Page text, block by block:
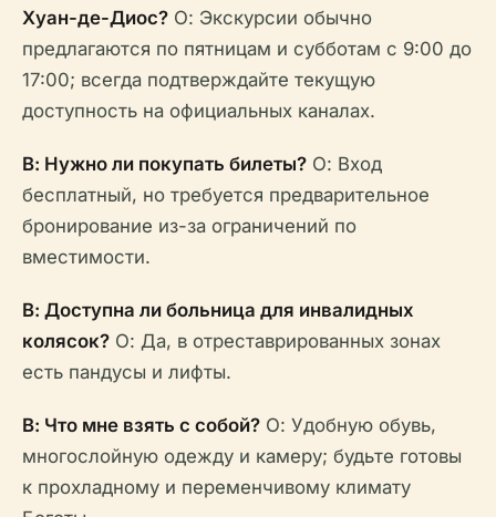
Хуан-де-Диос? О: Экскурсии обычно
предлагаются по пятницам и субботам с 9:00 до
17:00; всегда подтверждайте текущую
доступность на официальных каналах.
В: Нужно ли покупать билеты? О: Вход
бесплатный, но требуется предварительное
бронирование из-за ограничений по
вместимости.
В: Доступна ли больница для инвалидных
колясок? О: Да, в отреставрированных зонах
есть пандусы и лифты.
В: Что мне взять с собой? О: Удобную обувь,
многослойную одежду и камеру; будьте готовы
к прохладному и переменчивому климату